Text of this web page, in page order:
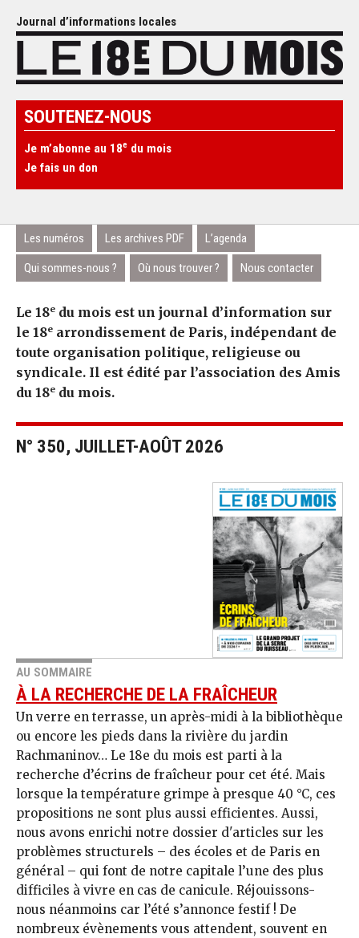
Journal d’informations locales
SOUTENEZ-NOUS
Je m’abonne au 18e du mois
Je fais un don
Les numéros Les archives PDF L’agenda
Qui sommes-nous ? Où nous trouver ? Nous contacter
Le 18e du mois est un journal d’information sur
le 18e arrondissement de Paris, indépendant de
toute organisation politique, religieuse ou
syndicale. Il est édité par l’association des Amis
du 18e du mois.
N° 350, JUILLET-AOÛT 2026
AU SOMMAIRE
À LA RECHERCHE DE LA FRAÎCHEUR
Un verre en terrasse, un après-midi à la bibliothèque
ou encore les pieds dans la rivière du jardin
Rachmaninov… Le 18e du mois est parti à la
recherche d’écrins de fraîcheur pour cet été. Mais
lorsque la température grimpe à presque 40 °C, ces
propositions ne sont plus aussi efficientes. Aussi,
nous avons enrichi notre dossier d'articles sur les
problèmes structurels – des écoles et de Paris en
général – qui font de notre capitale l’une des plus
difficiles à vivre en cas de canicule. Réjouissons-
nous néanmoins car l’été s’annonce festif ! De
nombreux évènements vous attendent, souvent en